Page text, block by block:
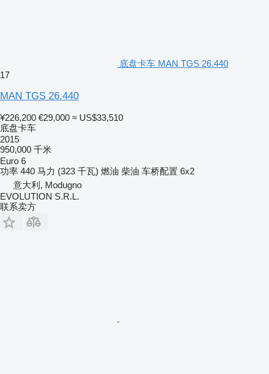
底盘卡车 MAN TGS 26.440
17
MAN TGS 26.440
¥226,200 €29,000 ≈ US$33,510
底盘卡车
2015
950,000 千米
Euro 6
功率 440 马力 (323 千瓦) 燃油 柴油 车桥配置 6x2
意大利, Modugno
EVOLUTION S.R.L.
联系卖方